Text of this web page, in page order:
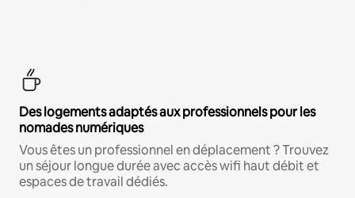
Des logements adaptés aux professionnels pour les
nomades numériques
Vous êtes un professionnel en déplacement ? Trouvez
un séjour longue durée avec accès wifi haut débit et
espaces de travail dédiés.